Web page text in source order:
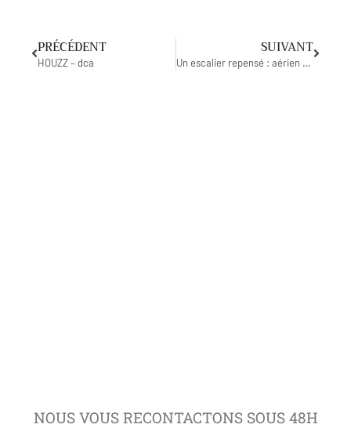
PRÉCÉDENT
HOUZZ – dca
SUIVANT
Un escalier repensé : aérien et fonctionnel
NOUS VOUS RECONTACTONS SOUS 48H